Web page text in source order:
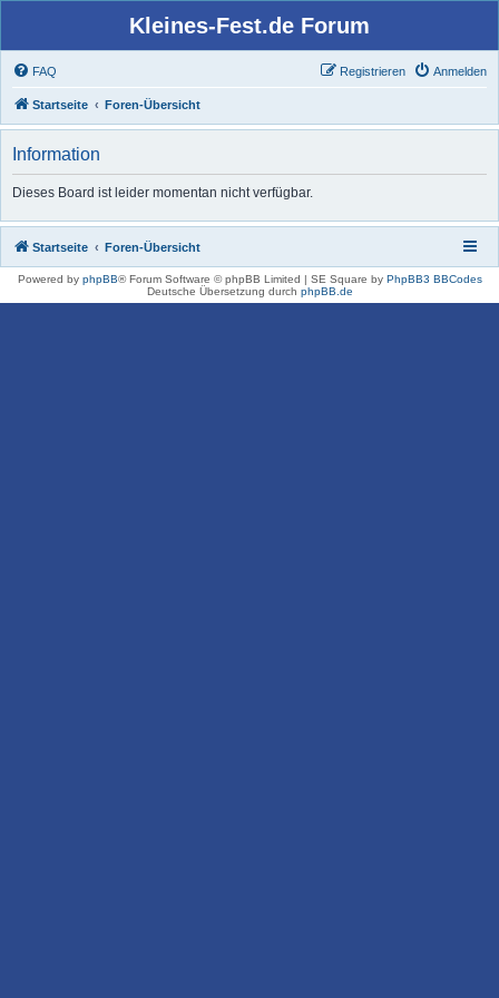
Kleines-Fest.de Forum
FAQ Anmelden
Registrieren
Startseite Foren-Übersicht
Information
Dieses Board ist leider momentan nicht verfügbar.
Startseite Foren-Übersicht
Powered by phpBB® Forum Software © phpBB Limited | SE Square by PhpBB3 BBCodes
Deutsche Übersetzung durch phpBB.de